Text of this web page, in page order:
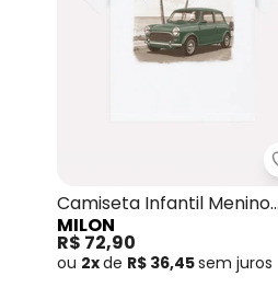
Camiseta Infantil Menino
Carro Branco
MILON
R$ 72,90
ou 2xde R$ 36,45sem juros